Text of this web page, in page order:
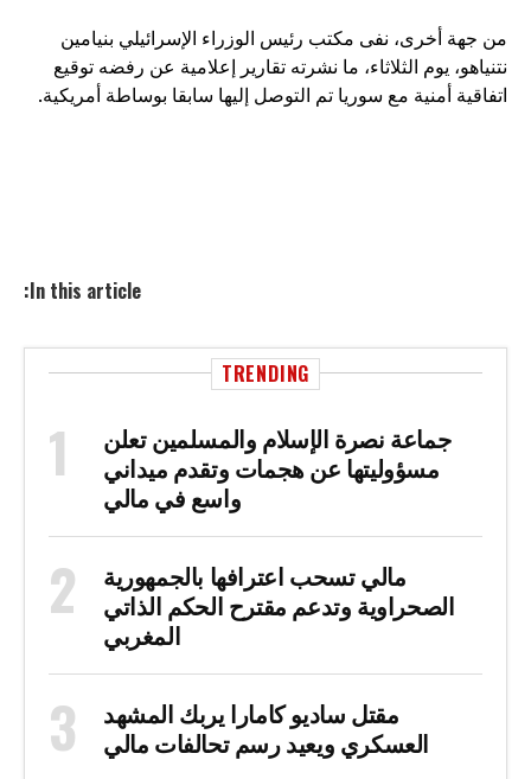
من جهة أخرى، نفى مكتب رئيس الوزراء الإسرائيلي بنيامين
نتنياهو، يوم الثلاثاء، ما نشرته تقارير إعلامية عن رفضه توقيع
اتفاقية أمنية مع سوريا تم التوصل إليها سابقا بوساطة أمريكية.
In this article:
TRENDING
جماعة نصرة الإسلام والمسلمين تعلن
مسؤوليتها عن هجمات وتقدم ميداني
واسع في مالي
مالي تسحب اعترافها بالجمهورية
الصحراوية وتدعم مقترح الحكم الذاتي
المغربي
مقتل ساديو كامارا يربك المشهد
العسكري ويعيد رسم تحالفات مالي